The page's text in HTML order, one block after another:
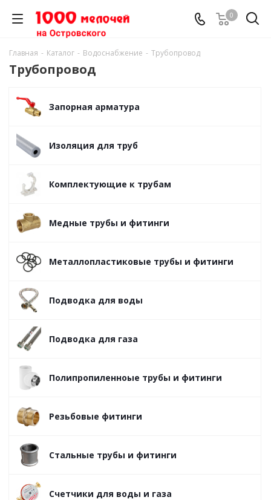
0
Главная - Каталог - Водоснабжение - Трубопровод
Трубопровод
Запорная арматура
Изоляция для труб
Комплектующие к трубам
Медные трубы и фитинги
Металлопластиковые трубы и фитинги
Подводка для воды
Подводка для газа
Полипропиленноые трубы и фитинги
Резьбовые фитинги
Стальные трубы и фитинги
Счетчики для воды и газа